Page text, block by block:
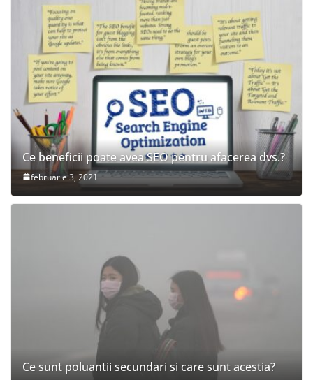
Ce beneficii poate avea SEO pentru afacerea dvs.?
februarie 3, 2021
Ce sunt poluantii secundari si care sunt acestia?